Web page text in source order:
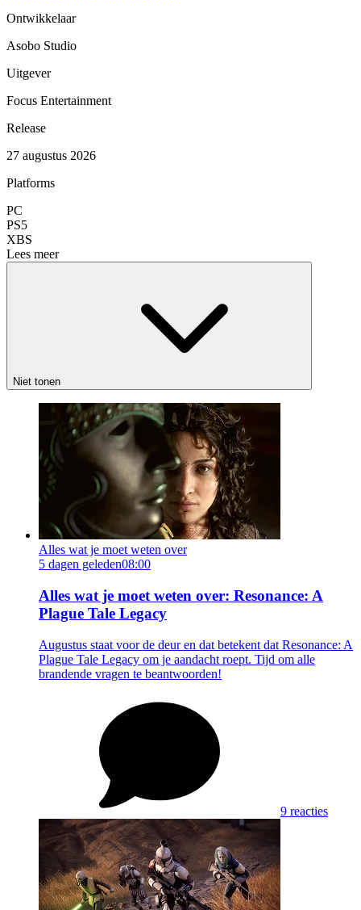
Ontwikkelaar
Asobo Studio
Uitgever
Focus Entertainment
Release
27 augustus 2026
Platforms
PC
PS5
XBS
Lees meer
Niet tonen
Alles wat je moet weten over
5 dagen geleden08:00
Alles wat je moet weten over: Resonance: A
Plague Tale Legacy
Augustus staat voor de deur en dat betekent dat Resonance: A
Plague Tale Legacy om je aandacht roept. Tijd om alle
brandende vragen te beantwoorden!
9 reacties